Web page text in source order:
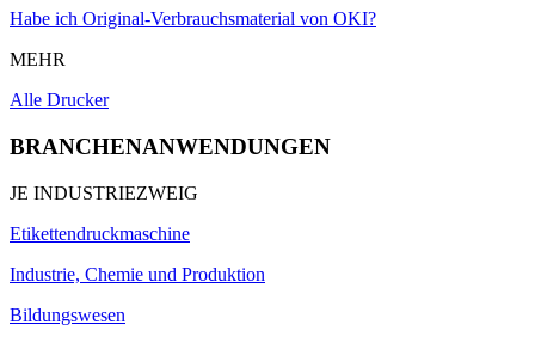
Habe ich Original-Verbrauchsmaterial von OKI?
MEHR
Alle Drucker
BRANCHENANWENDUNGEN
JE INDUSTRIEZWEIG
Etikettendruckmaschine
Industrie, Chemie und Produktion
Bildungswesen